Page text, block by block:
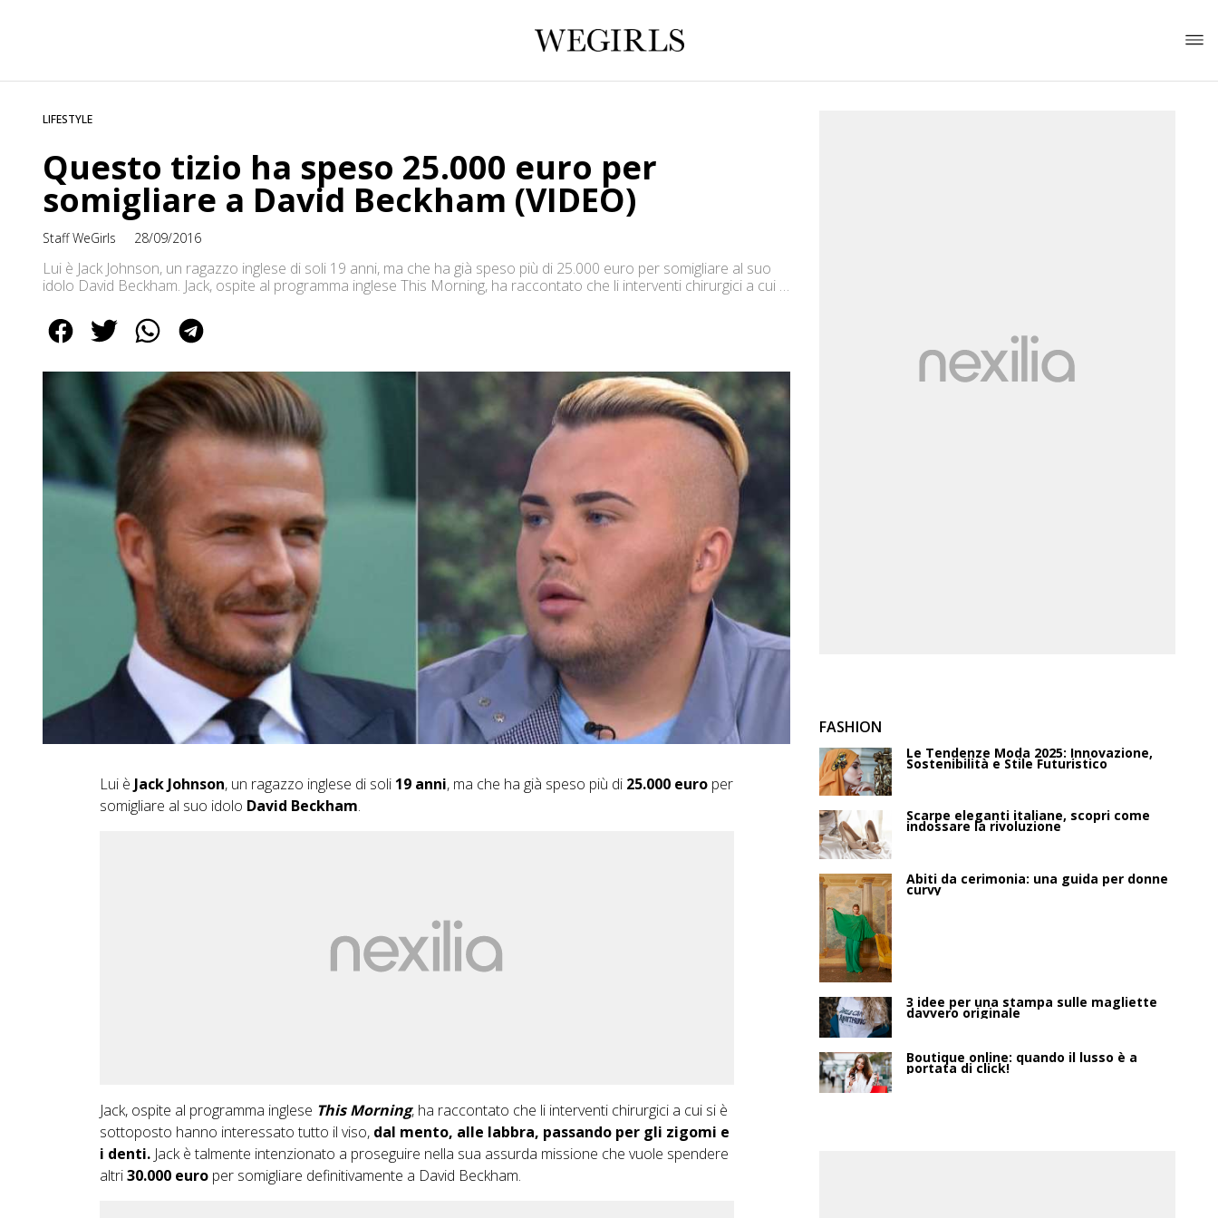
LIFESTYLE
Questo tizio ha speso 25.000 euro per
somigliare a David Beckham (VIDEO)
Staff WeGirls 28/09/2016
Lui è Jack Johnson, un ragazzo inglese di soli 19 anni, ma che ha già speso più di 25.000 euro per somigliare al suo
idolo David Beckham. Jack, ospite al programma inglese This Morning, ha raccontato che li interventi chirurgici a cui si
Lui è Jack Johnson, un ragazzo inglese di soli 19 anni, ma che ha già speso più di 25.000 europer
somigliare al suo idolo David Beckham.
Jack, ospite al programma inglese This Morning, ha raccontato che li interventi chirurgici a cui si è
sottoposto hanno interessato tutto il viso, dal mento, alle labbra, passando per gli zigomi e
i denti.Jack è talmente intenzionato a proseguire nella sua assurda missione che vuole spendere
altri30.000 europer somigliare definitivamente a David Beckham.
FASHION
Le Tendenze Moda 2025: Innovazione,
Sostenibilità e Stile Futuristico
Scarpe eleganti italiane, scopri come
indossare la rivoluzione
Abiti da cerimonia: una guida per donne
curvy
3 idee per una stampa sulle magliette
davvero originale
Boutique online: quando il lusso è a
portata di click!